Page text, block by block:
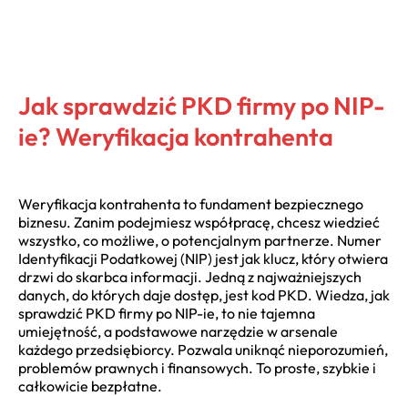
Jak sprawdzić PKD firmy po NIP-
ie? Weryfikacja kontrahenta
Weryfikacja kontrahenta to fundament bezpiecznego
biznesu. Zanim podejmiesz współpracę, chcesz wiedzieć
wszystko, co możliwe, o potencjalnym partnerze. Numer
Identyfikacji Podatkowej (NIP) jest jak klucz, który otwiera
drzwi do skarbca informacji. Jedną z najważniejszych
danych, do których daje dostęp, jest kod PKD. Wiedza, jak
sprawdzić PKD firmy po NIP-ie, to nie tajemna
umiejętność, a podstawowe narzędzie w arsenale
każdego przedsiębiorcy. Pozwala uniknąć nieporozumień,
problemów prawnych i finansowych. To proste, szybkie i
całkowicie bezpłatne.